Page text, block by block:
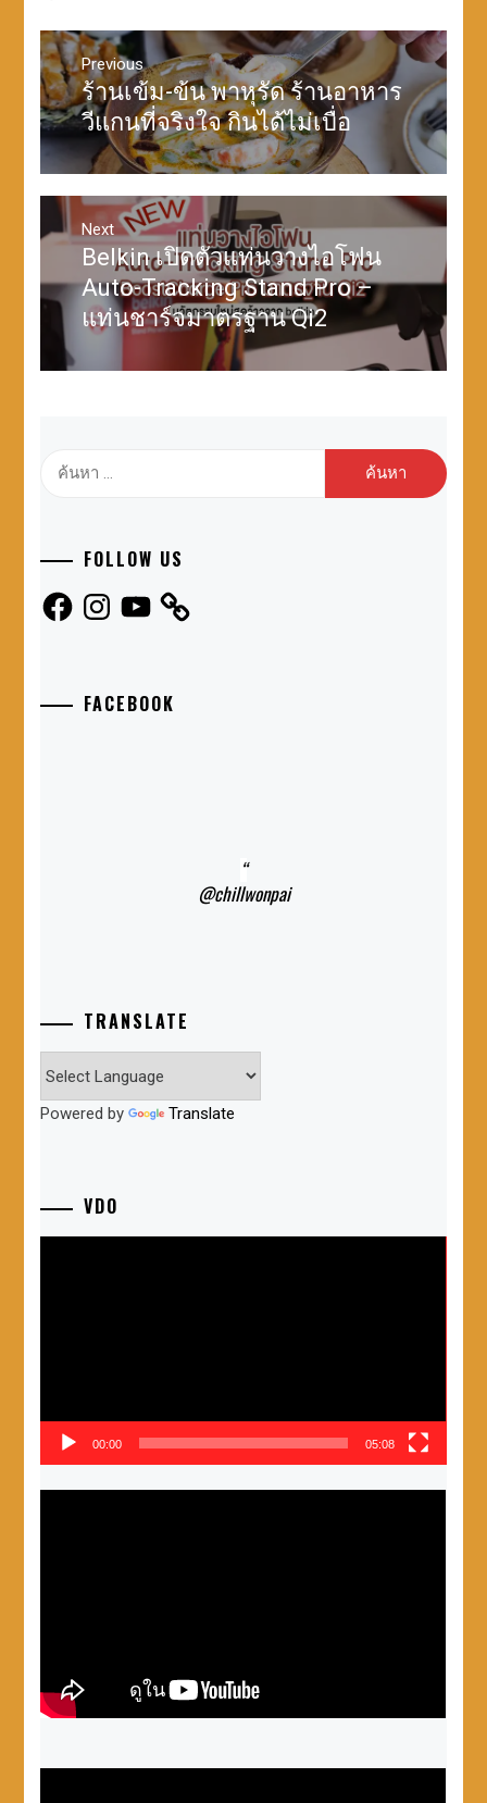
แนะแนว
เรื่องPrevious
Previous
post:
ร้านเข้ม-ข้น พาหุรัด ร้านอาหาร
วีแกนที่จริงใจ กินได้ไม่เบื่อ
Next
Next
post:
Belkin เปิดตัวแท่นวางไอโฟน
Auto-Tracking Stand Pro –
แท่นชาร์จมาตรฐาน Qi2
ค้นหา
FOLLOW US
FacebookInstagramYouTube
FACEBOOK
@chillwonpai
TRANSLATE
Powered by Translate
VDO
00:00 05:08